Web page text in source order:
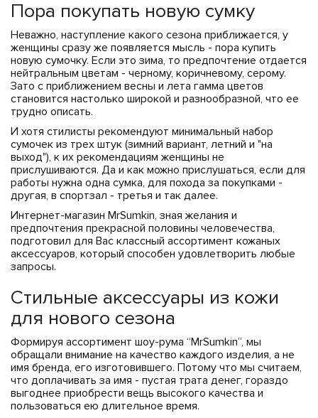
Показать все
Показать все
ЧЕХЛЫ ДЛЯ НОУТБУКОВ
Показать все
Пора покупать новую сумку
Неважно, наступление какого сезона приближается, у
женщины сразу же появляется мысль - пора купить
новую сумочку. Если это зима, то предпочтение отдается
нейтральным цветам - черному, коричневому, серому.
Зато с приближением весны и лета гамма цветов
становится настолько широкой и разнообразной, что ее
трудно описать.
И хотя стилисты рекомендуют минимальный набор
сумочек из трех штук (зимний вариант, летний и "на
выход"), к их рекомендациям женщины не
прислушиваются. Да и как можно прислушаться, если для
работы нужна одна сумка, для похода за покупками -
другая, в спортзал - третья и так далее.
Интернет-магазин MrSumkin, зная желания и
предпочтения прекрасной половины человечества,
подготовил для Вас классный ассортимент кожаных
аксессуаров, который способен удовлетворить любые
запросы.
Стильные аксессуары из кожи
для нового сезона
Формируя ассортимент шоу-рума “MrSumkin”, мы
обращали внимание на качество каждого изделия, а не
имя бренда, его изготовившего. Потому что мы считаем,
что доплачивать за имя - пустая трата денег, гораздо
выгоднее приобрести вещь высокого качества и
пользоваться ею длительное время.